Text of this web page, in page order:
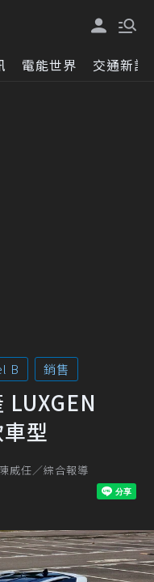
電能世界 交通新訊
B 銷售
型
威任／綜合報導